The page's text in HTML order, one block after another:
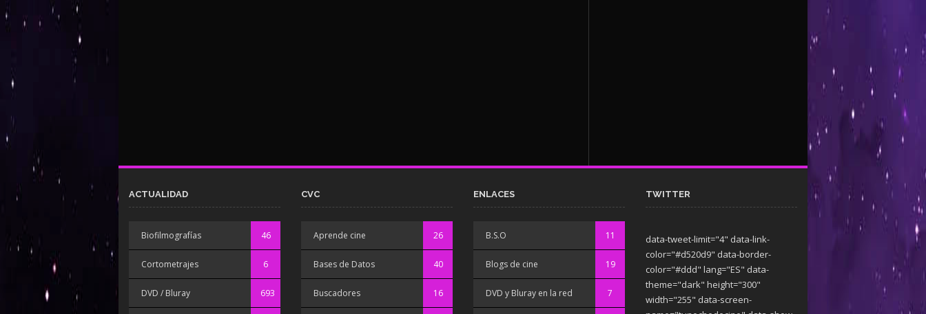
ACTUALIDAD
Biofilmografías 46
Cortometrajes 6
DVD / Bluray 693
CVC
Aprende cine 26
Bases de Datos 40
Buscadores 16
ENLACES
B.S.O 11
Blogs de cine 19
DVD y Bluray en la red 7
TWITTER
data-tweet-limit="4" data-link-
color="#d520d9" data-border-
color="#ddd" lang="ES" data-
theme="dark" height="300"
width="255" data-screen-